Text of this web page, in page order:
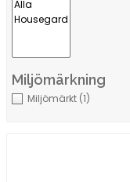
Miljömärkning
Miljömärkt (1)